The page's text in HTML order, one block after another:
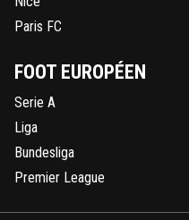
Paris FC
FOOT EUROPÉEN
Serie A
Liga
Bundesliga
Premier League